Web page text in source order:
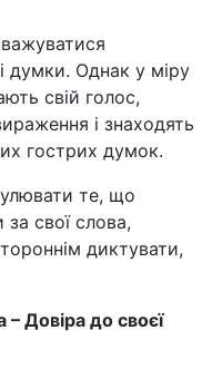
думки. Однак у міру
свій голос,
і знаходять
гострих думок.
те, що
за свої слова,
диктувати,
Довіра до своєї